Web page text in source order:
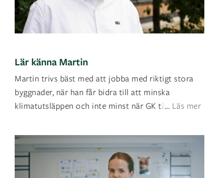
Lär känna Martin
Martin trivs bäst med att jobba med riktigt stora
byggnader, när han får bidra till att minska
klimatutsläppen och inte minst när GK tänjer p
... Läs mer